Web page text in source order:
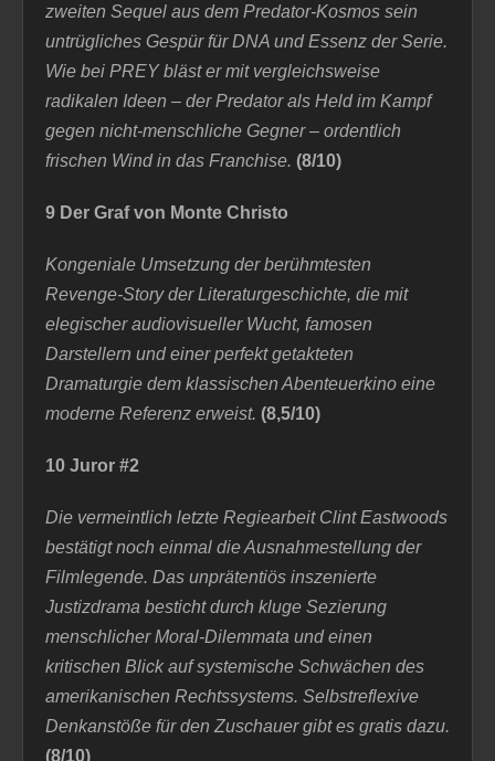
zweiten Sequel aus dem Predator-Kosmos sein
untrügliches Gespür für DNA und Essenz der Serie.
Wie bei PREY bläst er mit vergleichsweise
radikalen Ideen – der Predator als Held im Kampf
gegen nicht-menschliche Gegner – ordentlich
frischen Wind in das Franchise. (8/10)
9 Der Graf von Monte Christo
Kongeniale Umsetzung der berühmtesten
Revenge-Story der Literaturgeschichte, die mit
elegischer audiovisueller Wucht, famosen
Darstellern und einer perfekt getakteten
Dramaturgie dem klassischen Abenteuerkino eine
moderne Referenz erweist. (8,5/10)
10 Juror #2
Die vermeintlich letzte Regiearbeit Clint Eastwoods
bestätigt noch einmal die Ausnahmestellung der
Filmlegende. Das unprätentiös inszenierte
Justizdrama besticht durch kluge Sezierung
menschlicher Moral-Dilemmata und einen
kritischen Blick auf systemische Schwächen des
amerikanischen Rechtssystems. Selbstreflexive
Denkanstöße für den Zuschauer gibt es gratis dazu.
(8/10)